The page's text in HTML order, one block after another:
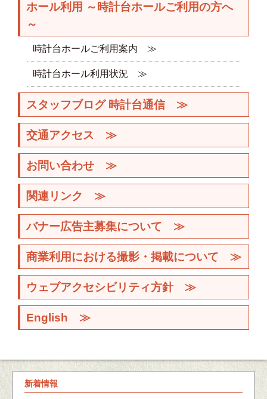
ホール利用 ～時計台ホールご利用の方へ
～
時計台ホールご利用案内 ≫
時計台ホール利用状況 ≫
スタッフブログ 時計台通信 ≫
交通アクセス ≫
お問い合わせ ≫
関連リンク ≫
バナー広告主募集について ≫
商業利用における撮影・掲載について ≫
ウェブアクセシビリティ方針 ≫
English ≫
新着情報